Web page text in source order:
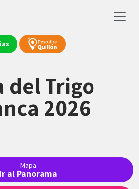
del Trigo
2026
Mapa
Ir al Panorama